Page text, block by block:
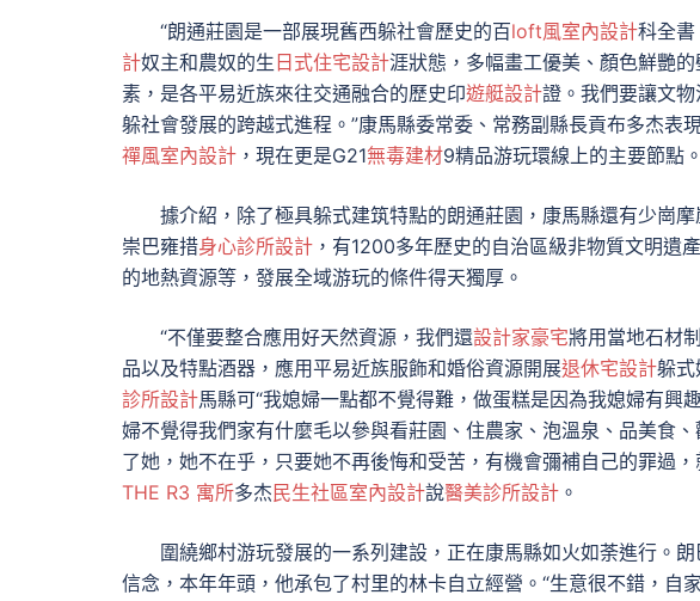
“朗通莊園是一部展現舊西躲社會歷史的百loft風室內設計科全
計奴主和農奴的生 日式住宅設計涯狀態，多幅畫工優美、顏色鮮艷
素，是各平易近族來往交通融合的歷史印遊艇設計證。我們要讓文
躲社會發展的跨越式進程。”康馬縣委常委、常務副縣長貢布多杰表
禪風室內設計 ，現在更是G21無毒建材9精品游玩環線上的主要節點。
據介紹，除了極具躲式建筑特點的朗通莊園，康馬縣還有少崗
崇巴雍措身心診所設計 ，有1200多年歷史的自治區級非物質文明遺
的地熱資源等，發展全域游玩的條件得天獨厚。
“不僅要整合應用好天然資源，我們還設計家豪宅將用當地石材
品以及特點酒器，應用平易近族服飾和婚俗資源開展退休宅設計躲式
診所設計馬縣可“我媳婦一點都不覺得難，做蛋糕是因為我媳婦有興
婦不覺得我們家有什麼毛以參與看莊園、住農家、泡溫泉、品美食
了她，她不在乎，只要她不再後悔和受苦，有機會彌補自己的罪過
THE R3 寓所多杰 民生社區室內設計說醫美診所設計 。
圍繞鄉村游玩發展的一系列建設，正在康馬縣如火如荼進行。
信念，本年年頭，他承包了村里的林卡自立經營。“生意很不錯，自